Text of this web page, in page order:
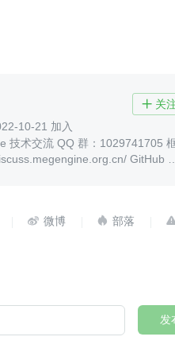
 关
10-21 加入
GitHub ：
  
发